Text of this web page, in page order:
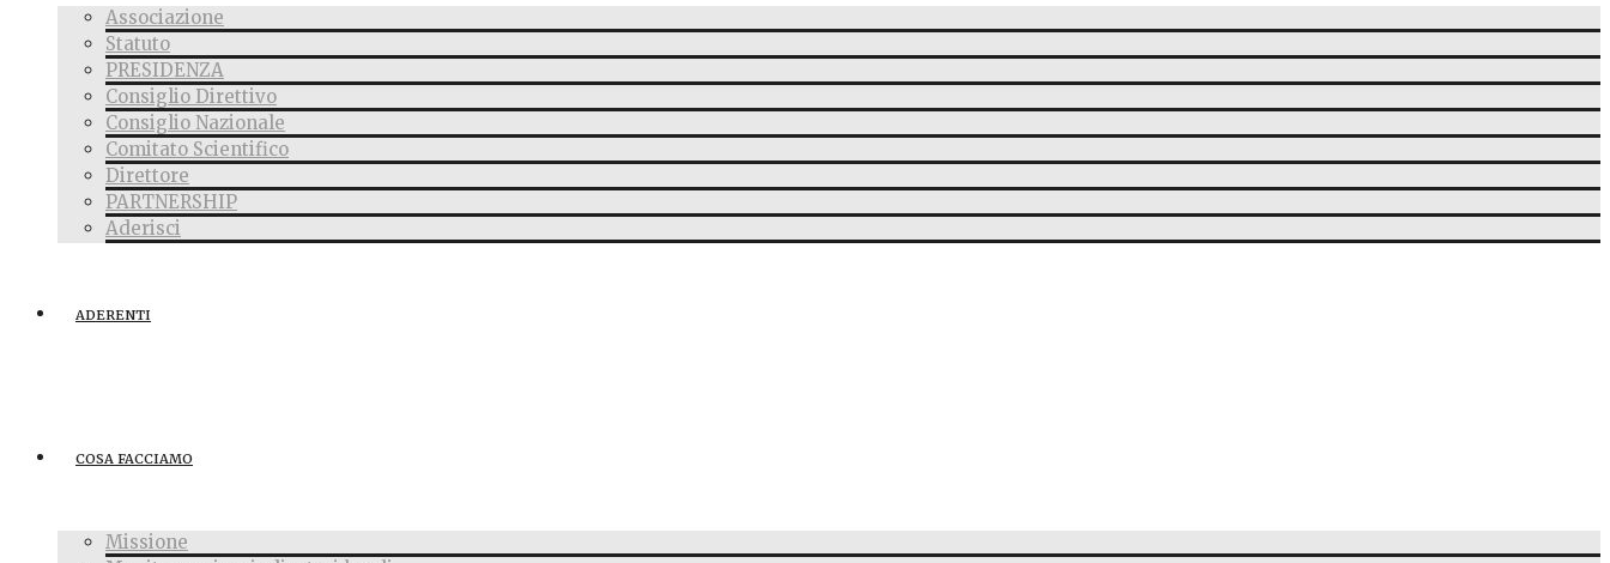
Associazione
Statuto
PRESIDENZA
Consiglio Direttivo
Consiglio Nazionale
Comitato Scientifico
Direttore
PARTNERSHIP
Aderisci
ADERENTI
COSA FACCIAMO
Missione